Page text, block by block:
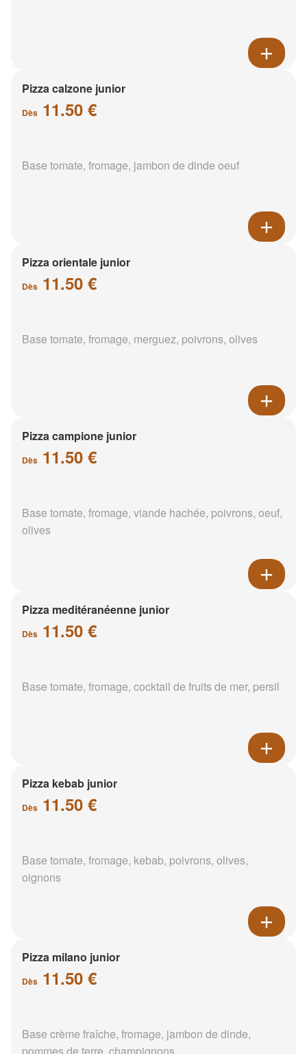
Pizza calzone junior
Dès 11.50 €
Base tomate, fromage, jambon de dinde oeuf
Pizza orientale junior
Dès 11.50 €
Base tomate, fromage, merguez, poivrons, olives
Pizza campione junior
Dès 11.50 €
Base tomate, fromage, viande hachée, poivrons, oeuf,
olives
Pizza meditéranéenne junior
Dès 11.50 €
Base tomate, fromage, cocktail de fruits de mer, persil
Pizza kebab junior
Dès 11.50 €
Base tomate, fromage, kebab, poivrons, olives,
oignons
Pizza milano junior
Dès 11.50 €
Base crème fraîche, fromage, jambon de dinde,
pommes de terre, champignons